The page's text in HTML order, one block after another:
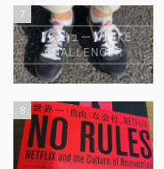
7
8